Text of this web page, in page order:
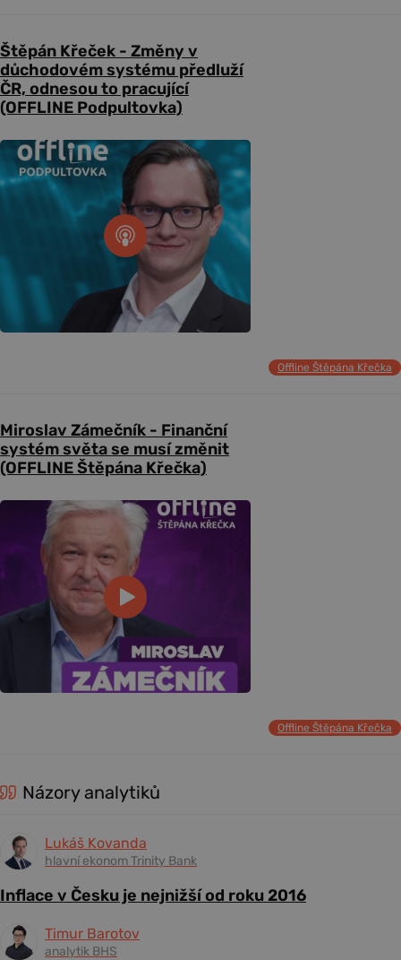
Štěpán Křeček - Změny v
důchodovém systému předluží
ČR, odnesou to pracující
(OFFLINE Podpultovka)
Offline Štěpána Křečka
Miroslav Zámečník - Finanční
systém světa se musí změnit
(OFFLINE Štěpána Křečka)
Offline Štěpána Křečka
Názory analytiků
Lukáš Kovanda
hlavní ekonom Trinity Bank
Inflace v Česku je nejnižší od roku 2016
Timur Barotov
analytik BHS